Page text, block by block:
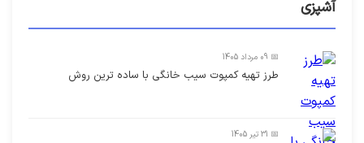
آشپزی
📅 09 مرداد 1405
طرز تهیه کمپوت سیب خانگی با ساده ترین روش
📅 31 تیر 1405